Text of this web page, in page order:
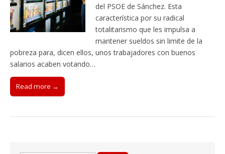
del PSOE de Sánchez. Esta
característica por su radical
totalitarismo que les impulsa a
mantener sueldos sin limite de la
pobreza para, dicen ellos, unos trabajadores con buenos
salarios acaben votando…
Read more →